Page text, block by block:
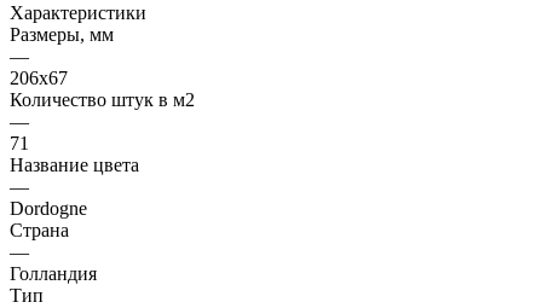
Характеристики
Размеры, мм
—
206x67
Количество штук в м2
—
71
Название цвета
—
Dordogne
Страна
—
Голландия
Тип